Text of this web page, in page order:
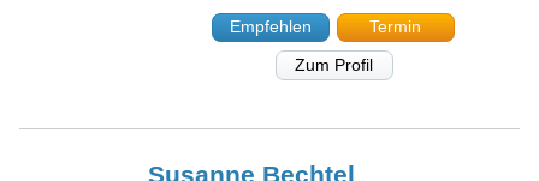
Empfehlen
Termin
Zum Profil
Susanne Bechtel